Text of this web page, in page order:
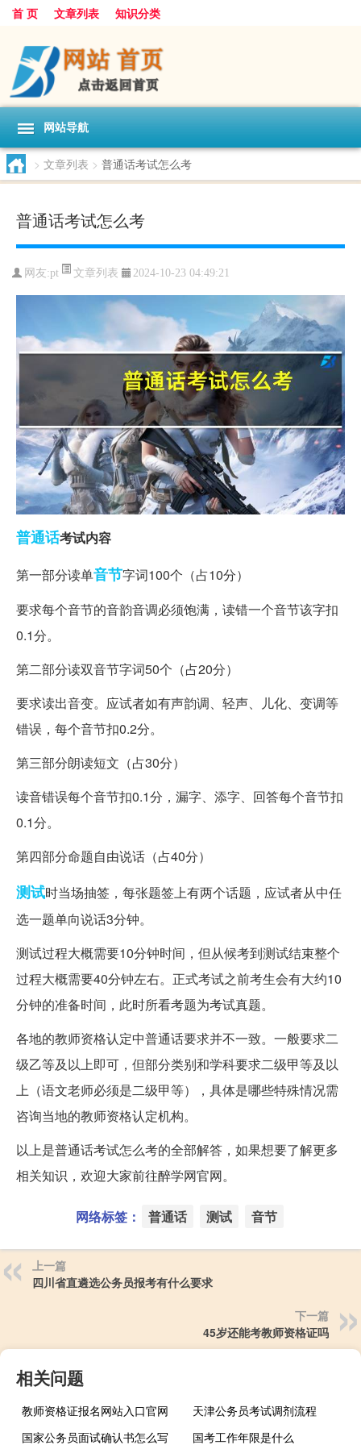
首 页 文章列表 知识分类
网站导航
> 文章列表 > 普通话考试怎么考
普通话考试怎么考
网友:pt 文章列表 2024-10-23 04:49:21
普通话考试内容
第一部分读单音节字词100个（占10分）
要求每个音节的音韵音调必须饱满，读错一个音节该字扣
0.1分。
第二部分读双音节字词50个（占20分）
要求读出音变。应试者如有声韵调、轻声、儿化、变调等
错误，每个音节扣0.2分。
第三部分朗读短文（占30分）
读音错误每个音节扣0.1分，漏字、添字、回答每个音节扣
0.1分。
第四部分命题自由说话（占40分）
测试时当场抽签，每张题签上有两个话题，应试者从中任
选一题单向说话3分钟。
测试过程大概需要10分钟时间，但从候考到测试结束整个
过程大概需要40分钟左右。正式考试之前考生会有大约10
分钟的准备时间，此时所看考题为考试真题。
各地的教师资格认定中普通话要求并不一致。一般要求二
级乙等及以上即可，但部分类别和学科要求二级甲等及以
上（语文老师必须是二级甲等），具体是哪些特殊情况需
咨询当地的教师资格认定机构。
以上是普通话考试怎么考的全部解答，如果想要了解更多
相关知识，欢迎大家前往醉学网官网。
网络标签： 普通话 测试 音节
上一篇
四川省直遴选公务员报考有什么要求
下一篇
45岁还能考教师资格证吗
相关问题
教师资格证报名网站入口官网
天津公务员考试调剂流程
国家公务员面试确认书怎么写
国考工作年限是什么